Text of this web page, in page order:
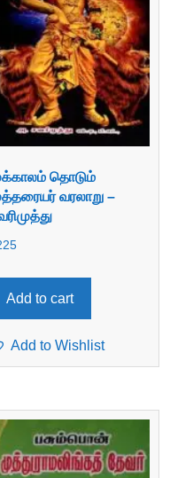
தொடும்
வரலாறு –
Add to cart
Add to Wishlist